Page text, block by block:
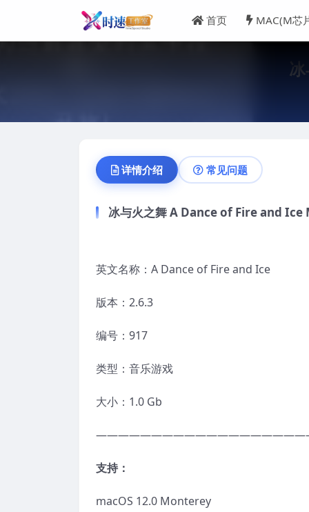
首页 MAC(M芯
详情介绍 常见问题
冰与火之舞 A Dance of Fire and Ice
英文名称：A Dance of Fire and Ice
版本：2.6.3
编号：917
类型：音乐游戏
大小：1.0 Gb
支持：
macOS 12.0 Monterey